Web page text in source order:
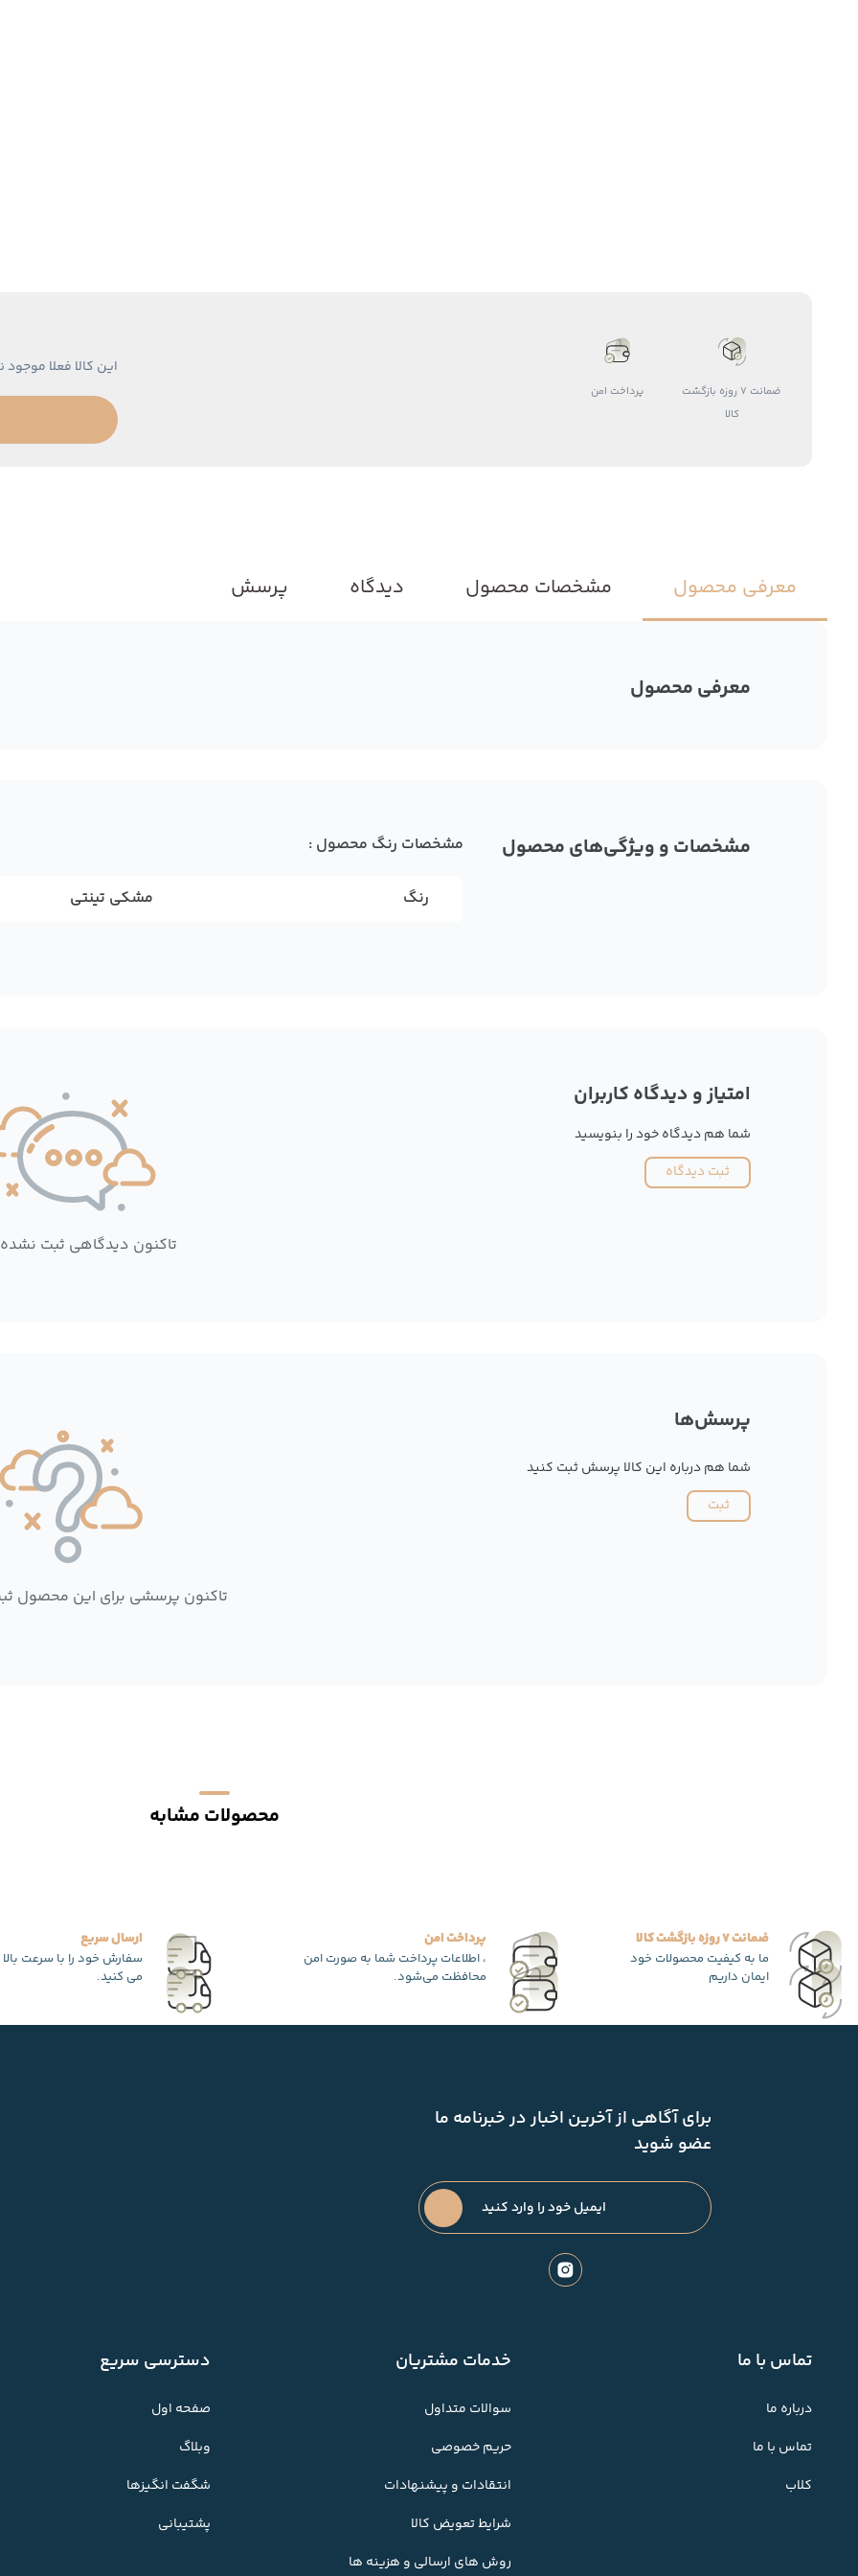
ضمانت 7 روزه بازگشت
کالا
پرداخت امن
این کالا فعلا
معرفی محصول مشخصات محصول دیدگاه پرسش
معرفی محصول
مشخصات و ویژگی‌های محصول مشخصات رنگ محصول :
رنگ مشکی تینتی
امتیاز و دیدگاه کاربران
شما هم دیدگاه خود را بنویسید
ثبت دیدگاه
تاکنون دیدگاهی ثبت
پرسش‌ها
شما هم درباره این کالا پرسش ثبت کنید
ثبت
تاکنون پرسشی برای این محصول
محصولات مشابه
ضمانت 7 روزه بازگشت کالا
ما به کیفیت محصولات خود
ایمان داریم
پرداخت امن
، اطلاعات پرداخت شما به صورت امن
محافظت می‌شود.
ارسال سریع
سفارش خود را با سرعت
می کنید.
برای آگاهی از آخرین اخبار در خبرنامه ما
عضو شوید
تماس با ما
درباره ما
تماس با ما
کلاب
خدمات مشتریان
سوالات متداول
حریم خصوصی
انتقادات و پیشنهادات
شرایط تعویض کالا
روش های ارسالی و هزینه ها
دسترسی سریع
صفحه اول
وبلاگ
شگفت انگیزها
پشتیبانی